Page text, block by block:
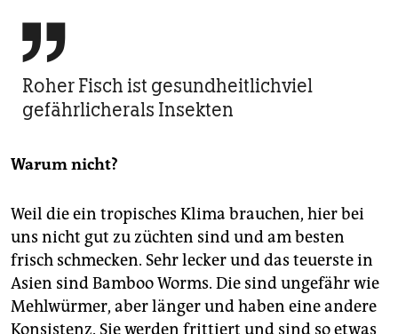

Roher Fisch ist gesundheitlichviel
gefährlicherals Insekten
Warum nicht?
Weil die ein tropisches Klima brauchen, hier bei
uns nicht gut zu züchten sind und am besten
frisch schmecken. Sehr lecker und das teuerste in
Asien sind Bamboo Worms. Die sind ungefähr wie
Mehlwürmer, aber länger und haben eine andere
Konsistenz. Sie werden frittiert und sind so etwas